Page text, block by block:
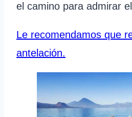
el camino para admirar
Le recomendamos que
antelación.